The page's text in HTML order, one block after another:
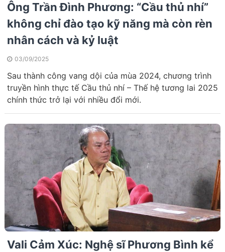
Ông Trần Đình Phương: “Cầu thủ nhí”
không chỉ đào tạo kỹ năng mà còn rèn
nhân cách và kỷ luật
03/09/2025
Sau thành công vang dội của mùa 2024, chương trình
truyền hình thực tế Cầu thủ nhí – Thế hệ tương lai 2025
chính thức trở lại với nhiều đổi mới.
Vali Cảm Xúc: Nghệ sĩ Phương Bình kể